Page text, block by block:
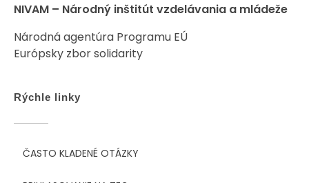
NIVAM – Národný inštitút vzdelávania a mládeže
Národná agentúra Programu EÚ
Európsky zbor solidarity
Rýchle linky
ČASTO KLADENÉ OTÁZKY